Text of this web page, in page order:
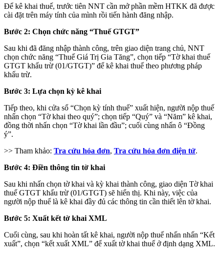
Để kê khai thuế, trước tiên NNT cần mở phần mềm HTKK đã được
cài đặt trên máy tính của mình rồi tiến hành đăng nhập.
Bước 2: Chọn chức năng “Thuế GTGT”
Sau khi đã đăng nhập thành công, trên giao diện trang chủ, NNT
chọn chức năng “Thuế Giá Trị Gia Tăng”, chọn tiếp “Tờ khai thuế
GTGT khấu trừ (01/GTGT)” để kê khai thuế theo phương pháp
khấu trừ.
Bước 3: Lựa chọn kỳ kê khai
Tiếp theo, khi cửa sổ “Chọn kỳ tính thuế” xuất hiện, người nộp thuế
nhấn chọn “Tờ khai theo quý”; chọn tiếp “Quý” và “Năm” kê khai,
đồng thời nhấn chọn “Tờ khai lần đầu”; cuối cùng nhấn ô “Đồng
ý”.
>> Tham khảo: Tra cứu hóa đơn, Tra cứu hóa đơn điện tử.
Bước 4: Điền thông tin tờ khai
Sau khi nhấn chọn tờ khai và kỳ khai thành công, giao diện Tờ khai
thuế GTGT khấu trừ (01/GTGT) sẽ hiển thị. Khi này, việc của
người nộp thuế là kê khai đầy đủ các thông tin cần thiết lên tờ khai.
Bước 5: Xuất kết tờ khai XML
Cuối cùng, sau khi hoàn tất kê khai, người nộp thuế nhấn nhấn “Kết
xuất”, chọn “kết xuất XML” để xuất tờ khai thuế ở định dạng XML.